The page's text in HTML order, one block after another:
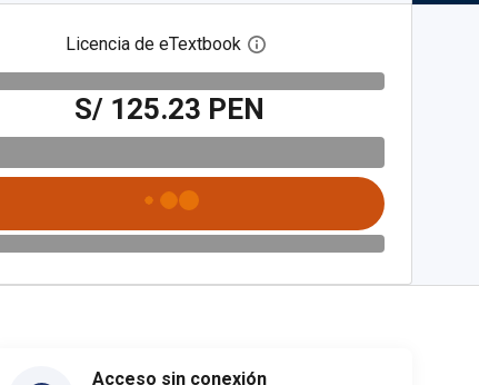
Licencia de eTextbook Abre el cuadro de diálogo
S/ 125.23 PEN
Acceso sin conexión